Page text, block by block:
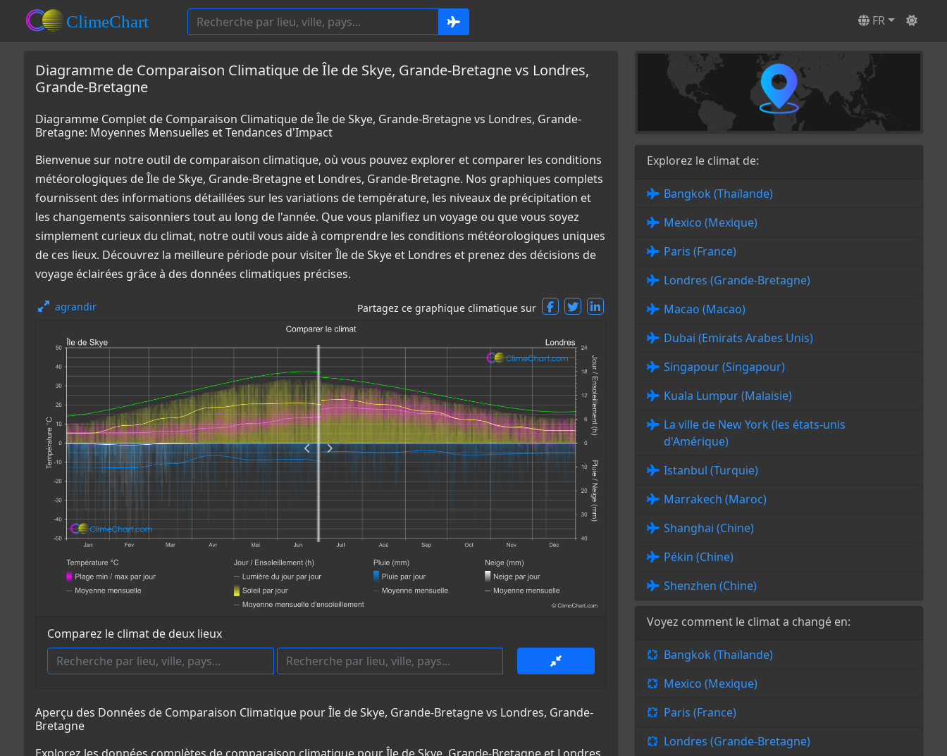
FR
Diagramme de Comparaison Climatique de Île de Skye, Grande-Bretagne vs Londres,
Grande-Bretagne
Diagramme Complet de Comparaison Climatique de Île de Skye, Grande-Bretagne vs Londres, Grande-
Bretagne: Moyennes Mensuelles et Tendances d'Impact
Bienvenue sur notre outil de comparaison climatique, où vous pouvez explorer et comparer les conditions
météorologiques de Île de Skye, Grande-Bretagne et Londres, Grande-Bretagne. Nos graphiques complets
fournissent des informations détaillées sur les variations de température, les niveaux de précipitation et
les changements saisonniers tout au long de l'année. Que vous planifiez un voyage ou que vous soyez
simplement curieux du climat, notre outil vous aide à comprendre les conditions météorologiques uniques
de ces lieux. Découvrez la meilleure période pour visiter Île de Skye et Londres et prenez des décisions de
voyage éclairées grâce à des données climatiques précises.
agrandir Partagez ce graphique climatique sur
Comparez le climat de deux lieux
Aperçu des Données de Comparaison Climatique pour Île de Skye, Grande-Bretagne vs Londres, Grande-
Bretagne
Explorez le climat de:
Bangkok (Thaïlande)
Mexico (Mexique)
Paris (France)
Londres (Grande-Bretagne)
Macao (Macao)
Dubai (Emirats Arabes Unis)
Singapour (Singapour)
Kuala Lumpur (Malaisie)
La ville de New York (les états-unis
d'Amérique)
Istanbul (Turquie)
Marrakech (Maroc)
Shanghai (Chine)
Pékin (Chine)
Shenzhen (Chine)
Voyez comment le climat a changé en:
Bangkok (Thaïlande)
Mexico (Mexique)
Paris (France)
Londres (Grande-Bretagne)